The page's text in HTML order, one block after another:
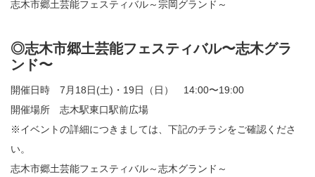
志木市郷土芸能フェスティバル～宗岡グランド～
◎志木市郷土芸能フェスティバル〜志木グラ
ンド〜
開催日時 7月18日(土)・19日（日） 14:00〜19:00
開催場所 志木駅東口駅前広場
※イベントの詳細につきましては、下記のチラシをご確認くださ
い。
志木市郷土芸能フェスティバル～志木グランド～